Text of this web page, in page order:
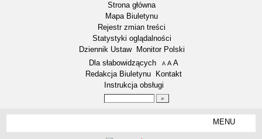
Strona główna
Mapa Biuletynu
Rejestr zmian treści
Statystyki oglądalności
Dziennik Ustaw
Monitor Polski
Menu dodatkowe
Dla słabowidzących A pomniejsz czcionkę
A standardowy rozmiar czcionki
A
Redakcja Biuletynu
Kontakt
Instrukcja obsługi
MENU